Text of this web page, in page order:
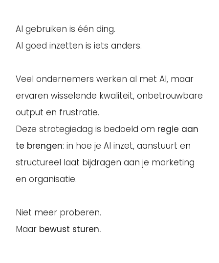
AI gebruiken is één ding.
AI goed inzetten is iets anders.
Veel ondernemers werken al met AI, maar
ervaren wisselende kwaliteit, onbetrouwbare
output en frustratie.
Deze strategiedag is bedoeld om regie aan
te brengen: in hoe je AI inzet, aanstuurt en
structureel laat bijdragen aan je marketing
en organisatie.
Niet meer proberen.
Maar bewust sturen.